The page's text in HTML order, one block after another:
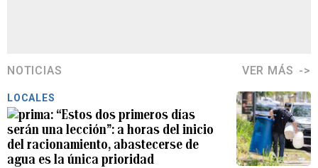
NOTICIAS VER MÁS
LOCALES
“Estos dos primeros días
serán una lección”: a horas del inicio
del racionamiento, abastecerse de
agua es la única prioridad